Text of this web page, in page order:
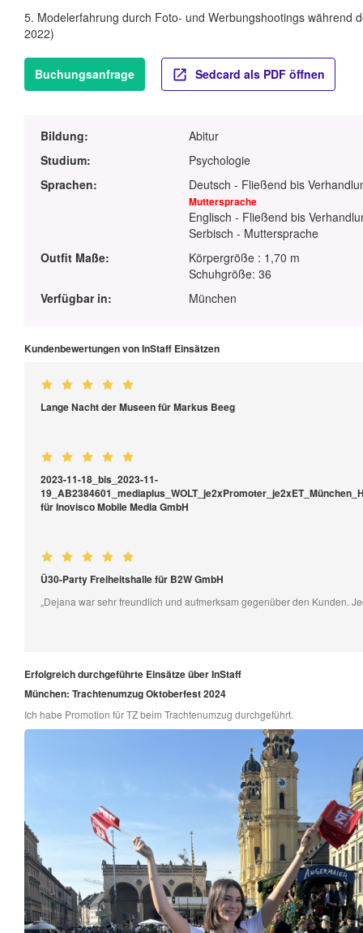
5. Modelerfahrung durch Foto- und Werbungshootings während
2022)
Buchungsanfrage Sedcard als PDF öffnen
Bildung:
Abitur
Studium:
Psychologie
Sprachen:
Deutsch - Fließend bis
Muttersprache
Englisch - Fließend bis
Serbisch - Muttersprache
Outfit Maße:
Körpergröße : 1,70 m
Schuhgröße: 36
Verfügbar in:
München
Kundenbewertungen von InStaff Einsätzen
Lange Nacht der Museen für Markus Beeg
2023-11-18_bis_2023-11-
für Inovisco Mobile Media GmbH
Ü30-Party Freiheitshalle für B2W GmbH
„Dejana war sehr freundlich und aufmerksam gegenüber den Kunden.
Erfolgreich durchgeführte Einsätze über InStaff
München: Trachtenumzug Oktoberfest 2024
Ich habe Promotion für TZ beim Trachtenumzug durchgeführt.